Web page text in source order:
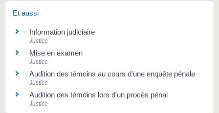
Et aussi
Information judiciaire
Justice
Mise en examen
Justice
Audition des témoins au cours d'une enquête pénale
Justice
Audition des témoins lors d'un procès pénal
Justice